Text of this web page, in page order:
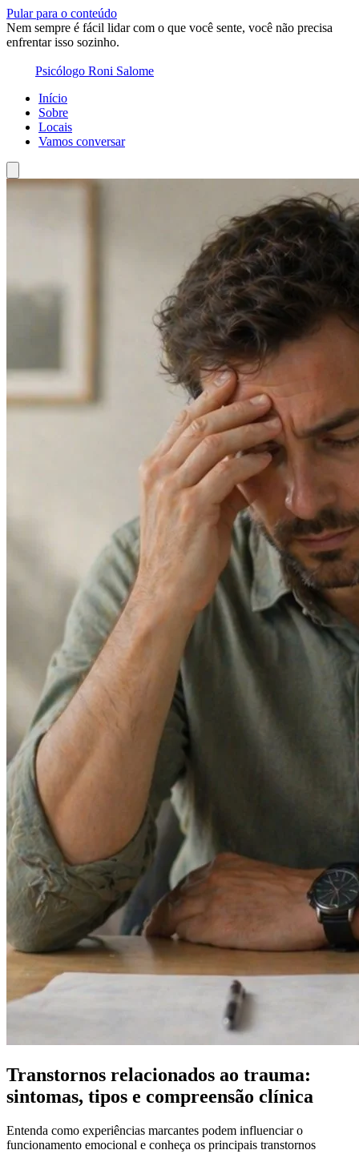
Pular para o conteúdo
Nem sempre é fácil lidar com o que você sente, você não precisa
enfrentar isso sozinho.
Psicólogo Roni Salome
Início
Sobre
Locais
Vamos conversar
Transtornos relacionados ao trauma:
sintomas, tipos e compreensão clínica
Entenda como experiências marcantes podem influenciar o
funcionamento emocional e conheça os principais transtornos